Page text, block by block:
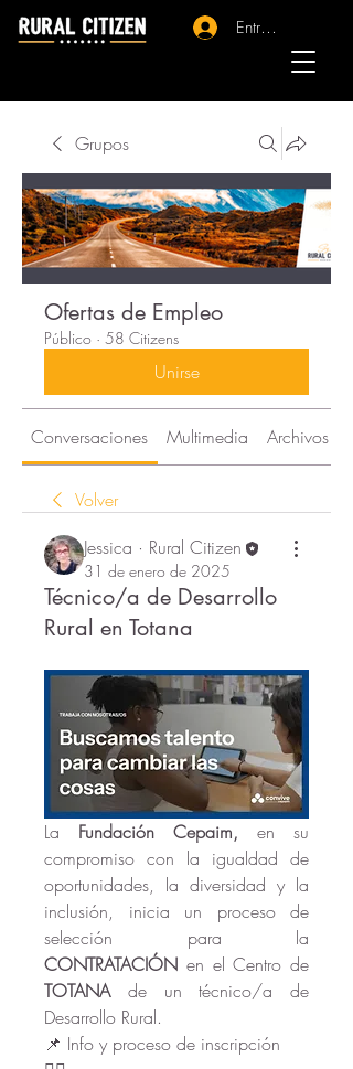
Entrar - Registro
Grupos
Ofertas de Empleo
Público · 58 Citizens
Unirse
Conversaciones Multimedia Archivos
Volver
Jessica · Rural Citizen
31 de enero de 2025
Técnico/a de Desarrollo
Rural en Totana
La Fundación Cepaim,
en su
compromiso con la igualdad de
oportunidades, la diversidad y la
inclusión,
inicia un proceso de
CONTRATACIÓN
TOTANA de un técnico/a de
Desarrollo Rural.
📌 Info y proceso de inscripción